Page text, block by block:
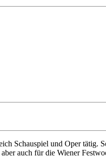
Schauspiel und Oper tätig.
auch für die Wiener